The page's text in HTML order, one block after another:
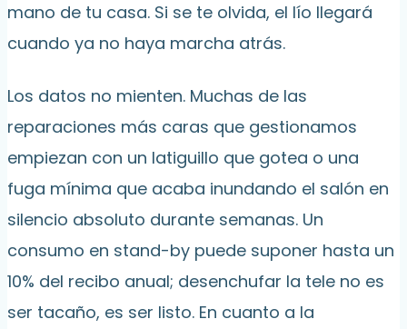
mano de tu casa. Si se te olvida, el lío llegará
cuando ya no haya marcha atrás.
Los datos no mienten. Muchas de las
reparaciones más caras que gestionamos
empiezan con un latiguillo que gotea o una
fuga mínima que acaba inundando el salón en
silencio absoluto durante semanas. Un
consumo en stand-by puede suponer hasta un
10% del recibo anual; desenchufar la tele no es
ser tacaño, es ser listo. En cuanto a la